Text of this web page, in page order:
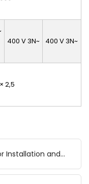
400 V 3N~ 400 V 3N~
2,5
Installation and